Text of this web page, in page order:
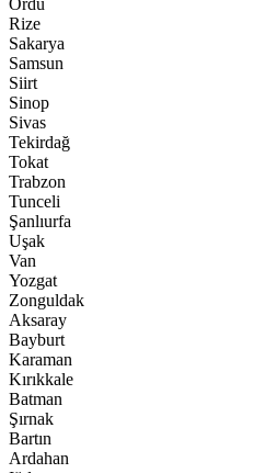
Ordu
Rize
Sakarya
Samsun
Siirt
Sinop
Sivas
Tekirdağ
Tokat
Trabzon
Tunceli
Şanlıurfa
Uşak
Van
Yozgat
Zonguldak
Aksaray
Bayburt
Karaman
Kırıkkale
Batman
Şırnak
Bartın
Ardahan